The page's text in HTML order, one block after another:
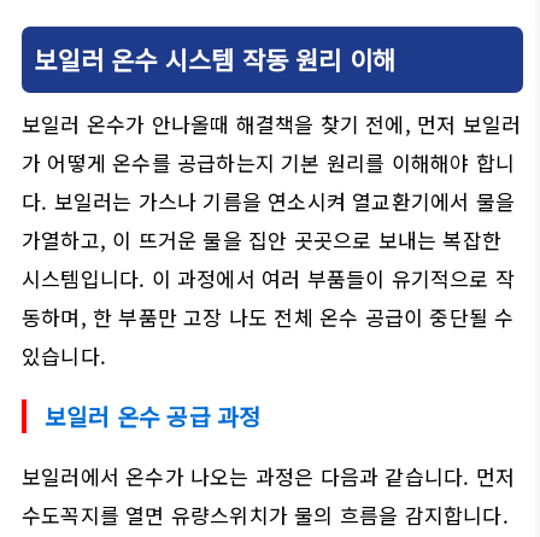
보일러 온수 시스템 작동 원리 이해
보일러 온수가 안나올때 해결책을 찾기 전에, 먼저 보일러
가 어떻게 온수를 공급하는지 기본 원리를 이해해야 합니
다. 보일러는 가스나 기름을 연소시켜 열교환기에서 물을
가열하고, 이 뜨거운 물을 집안 곳곳으로 보내는 복잡한
시스템입니다. 이 과정에서 여러 부품들이 유기적으로 작
동하며, 한 부품만 고장 나도 전체 온수 공급이 중단될 수
있습니다.
보일러 온수 공급 과정
보일러에서 온수가 나오는 과정은 다음과 같습니다. 먼저
수도꼭지를 열면 유량스위치가 물의 흐름을 감지합니다.